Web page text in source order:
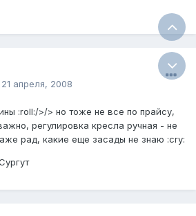
21 апреля, 2008
:roll:/>/> но тоже не все по прайсу,
регулировка кресла ручная - не
рад, какие еще засады не знаю :cry: